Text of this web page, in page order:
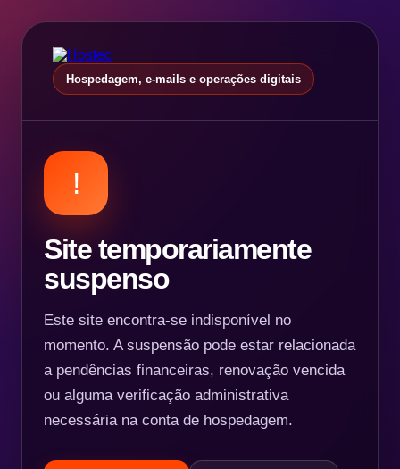
Hospedagem, e-mails e operações digitais
!
Site temporariamente
suspenso
Este site encontra-se indisponível no
momento. A suspensão pode estar relacionada
a pendências financeiras, renovação vencida
ou alguma verificação administrativa
necessária na conta de hospedagem.